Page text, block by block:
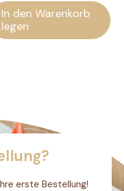
In den Warenkorb
legen
erste Bestellung!